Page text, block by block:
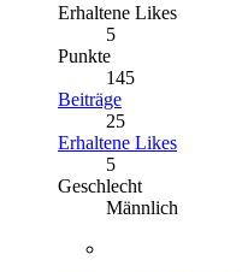
Erhaltene Likes
5
Punkte
145
Beiträge
25
Erhaltene Likes
5
Geschlecht
Männlich